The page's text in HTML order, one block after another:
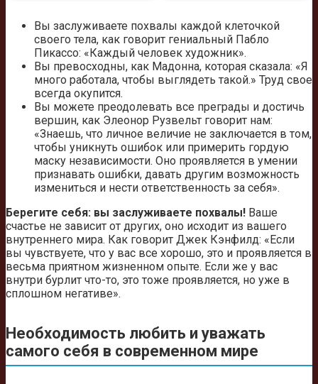
Вы заслуживаете похвалы каждой клеточкой
своего тела, как говорит гениальный Пабло
Пикассо: «Каждый человек художник».
Вы превосходны, как Мадонна, которая сказала: «Я
много работала, чтобы выглядеть такой.» Труд свое
всегда окупится.
Вы можете преодолевать все преграды и достичь
вершин, как Элеонор Рузвельт говорит нам:
«Знаешь, что личное величие не заключается в том,
чтобы уникнуть ошибок или примерить гордую
маску независимости. Оно проявляется в умении
признавать ошибки, давать другим возможность
измениться и нести ответственность за себя».
Берегите себя: вы заслуживаете похвалы! Ваше
счастье не зависит от других, оно исходит из вашего
внутреннего мира. Как говорит Джек Кэнфилд: «Если
вы чувствуете, что у вас все хорошо, это и проявляется в
весьма приятном жизненном опыте. Если же у вас
внутри бурлит что-то, это тоже проявляется, но уже в
сплошном негативе».
Необходимость любить и уважать
самого себя в современном мире